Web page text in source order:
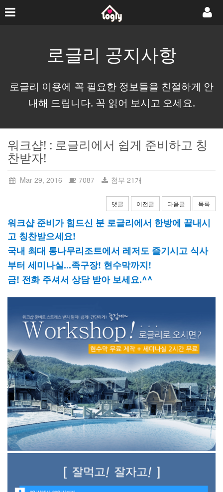
로글리 공지사항
로글리 이용에 꼭 필요한 정보들을 친절하게 안
내해 드립니다. 꼭 읽어 보시고 오세요.
워크샵! : 로글리에서 쉽게 준비하고 칭
찬받자!
Mar 29, 2016 7087 첨부 21개
댓글 이전글 다음글 목록
워크샵 준비가 힘드신 분 로글리에서 한방에 끝내시
고 칭찬받으세요!
국내 최대 통나무리조트에서 레저도 즐기시고 식사
부터 세미나실...족구장! 현수막까지!
금! 전화 주셔서 상담 받아 보세요.^^